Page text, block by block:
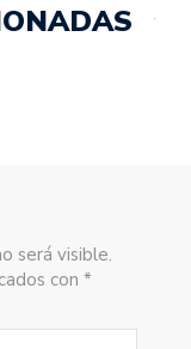
será visible.
con *